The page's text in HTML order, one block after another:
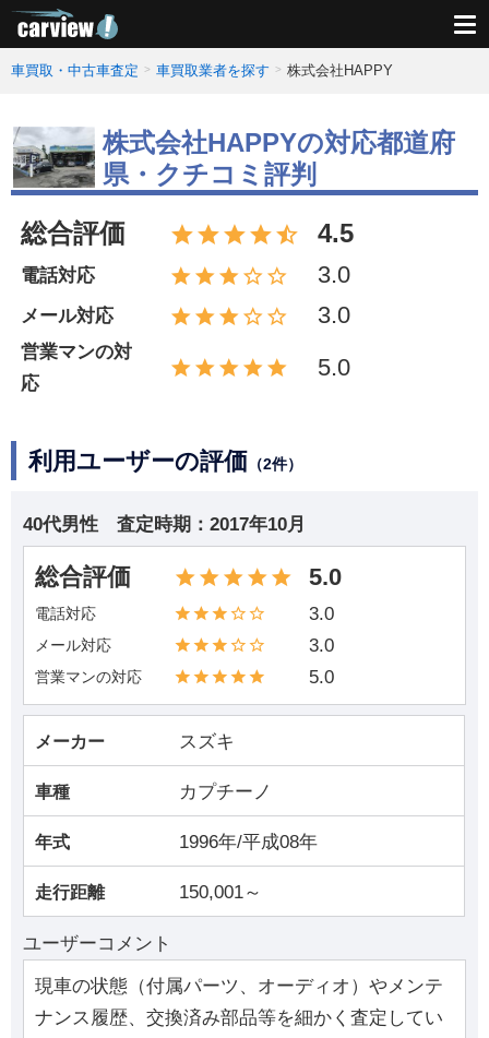
車買取・中古車査定 車買取業者を探す 株式会社HAPPY
株式会社HAPPYの対応都道府
県・クチコミ評判
総合評価 4.5
電話対応 3.0
メール対応 3.0
営業マンの対
応
5.0
利用ユーザーの評価 （2件）
40代男性 査定時期： 2017年10月
総合評価 5.0
電話対応 3.0
メール対応 3.0
営業マンの対応 5.0
メーカー スズキ
車種 カプチーノ
年式 1996年/平成08年
走行距離 150,001～
ユーザーコメント
現車の状態（付属パーツ、オーディオ）やメンテ
ナンス履歴、交換済み部品等を細かく査定してい